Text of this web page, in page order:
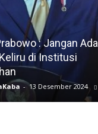
: Jangan Ada
di Institusi
- 13 Desember 2024